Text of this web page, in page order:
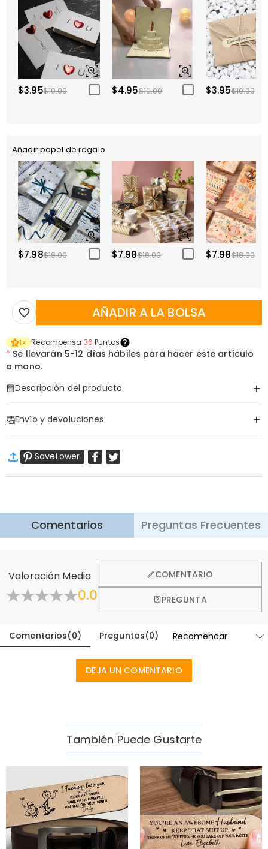
$3.95$10.00 $4.95$10.00 $3.95$10.00
Añadir papel de regalo
$7.98$18.00 $7.98$18.00 $7.98$18.00
AÑADIR A LA BOLSA
1× Recompensa 36 Puntos
* Se llevarán 5-12 días hábiles para hacer este artículo
a mano.
Descripción del producto
Envío y devoluciones
Envío Estándar:9-18
Días Laborables
Saber más
por eso ofrecemos una política de devolución de 60 días.
SaveLower
Comentarios Preguntas Frecuentes
Valoración Media
0.0
COMENTARIO
PREGUNTA
Comentarios(0) Preguntas(0)
DEJA UN COMENTARIO
También Puede Gustarte